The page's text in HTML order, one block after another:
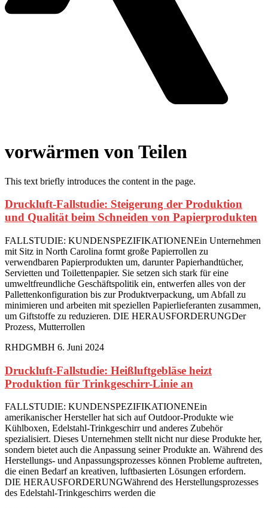
vorwärmen von Teilen
This text briefly introduces the content in the page.
Druckluft-Fallstudie: Steigerung der Produktion
und Qualität beim Schneiden von Papierprodukten
FALLSTUDIE: KUNDENSPEZIFIKATIONENEin Unternehmen
mit Sitz in North Carolina formt große Papierrollen zu
verwendbaren Papierprodukten um, darunter Papierhandtücher,
Servietten und Toilettenpapier. Sie setzen sich stark für eine
umweltfreundliche Geschäftspolitik ein, entwerfen alles von der
Pallettenkonfiguration bis zur Produktverpackung, um Abfall zu
minimieren und arbeiten mit speziellen Papierlieferanten zusammen,
um Giftstoffe zu reduzieren. DIE HERAUSFORDERUNGDer
Prozess, Mutterrollen
RHDGMBH 6. Juni 2024
Druckluft-Fallstudie: Heißluftgebläse heizt
Produktion für Trinkgeschirr-Linie an
FALLSTUDIE: KUNDENSPEZIFIKATIONENEin
amerikanischer Hersteller hat sich auf Outdoor-Produkte wie
Kühlboxen, Edelstahl-Trinkgeschirr und anderes Zubehör
spezialisiert. Dieses Unternehmen stellt nicht nur diese Produkte her,
sondern bietet auch die Anpassung seiner Produkte an. Während des
Herstellungs- und Anpassungsprozesses können Probleme auftreten,
die einen Bedarf an kreativen, luftbasierten Lösungen erfordern.
DIE HERAUSFORDERUNGWährend des Herstellungsprozesses
des Edelstahl-Trinkgeschirrs werden die